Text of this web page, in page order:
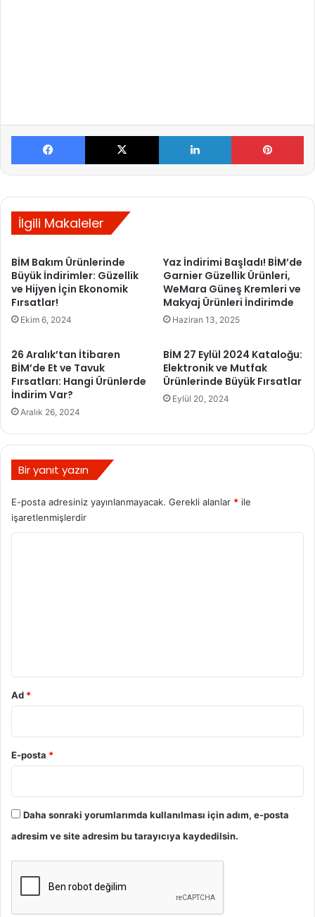
Facebook X LinkedIn
İlgili Makaleler
BİM Bakım Ürünlerinde
Büyük İndirimler: Güzellik
ve Hijyen İçin Ekonomik
Fırsatlar!
Ekim 6, 2024
Yaz İndirimi Başladı! BİM’de
Garnier Güzellik Ürünleri,
WeMara Güneş Kremleri ve
Makyaj Ürünleri İndirimde
Haziran 13, 2025
26 Aralık’tan İtibaren
BİM’de Et ve Tavuk
Fırsatları: Hangi Ürünlerde
İndirim Var?
Aralık 26, 2024
BİM 27 Eylül 2024 Kataloğu:
Elektronik ve Mutfak
Ürünlerinde Büyük Fırsatlar
Eylül 20, 2024
Bir yanıt yazın
E-posta adresiniz yayınlanmayacak. Gerekli alanlar * ile
işaretlenmişlerdir
Ad *
E-posta *
Daha sonraki yorumlarımda kullanılması için adım, e-posta
adresim ve site adresim bu tarayıcıya kaydedilsin.